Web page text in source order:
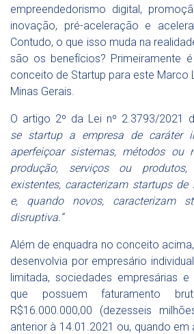
empreendedorismo digital,
inovação, pré-aceleração e
Contudo, o que isso muda na
são os benefícios? Primeiramente
conceito de Startup para este Marco
Minas Gerais.
O artigo 2º da Lei nº 2.3793/2021
se startup a empresa de caráter
aperfeiçoar sistemas, métodos ou
produção, serviços ou
existentes, caracterizam startups de
e, quando novos, caracterizam
disruptiva.”
Além de enquadra no conceito
desenvolvia por empresário
limitada, sociedades empresárias e
que possuem faturamento
R$16.000.000,00 (dezesseis
anterior à 14.01.2021 ou, quando